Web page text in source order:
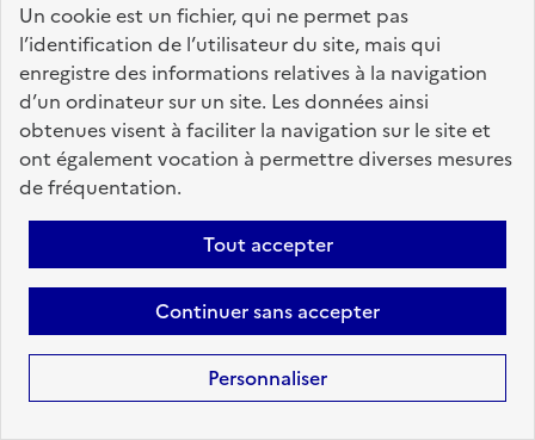
Un cookie est un fichier, qui ne permet pas
l’identification de l’utilisateur du site, mais qui
enregistre des informations relatives à la navigation
d’un ordinateur sur un site. Les données ainsi
obtenues visent à faciliter la navigation sur le site et
ont également vocation à permettre diverses mesures
de fréquentation.
Tout accepter
Continuer sans accepter
Personnaliser
Précédent 149 151
153
154 155 200 Suivant
Téléchargez dès à
présent l'application
mobile “Choisir le